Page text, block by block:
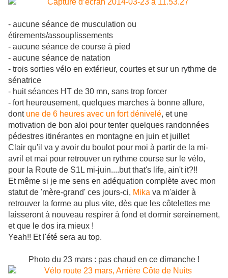
- aucune séance de musculation ou
étirements/assouplissements
- aucune séance de course à pied
- aucune séance de natation
- trois sorties vélo en extérieur, courtes et sur un rythme de
sénatrice
- huit séances HT de 30 mn, sans trop forcer
- fort heureusement, quelques marches à bonne allure,
dont une de 6 heures avec un fort dénivelé, et une
motivation de bon aloi pour tenter quelques randonnées
pédestres itinérantes en montagne en juin et juillet
Clair qu'il va y avoir du boulot pour moi à partir de la mi-
avril et mai pour retrouver un rythme course sur le vélo,
pour la Route de S1L mi-juin....but that's life, ain't it?!!
Et même si je me sens en adéquation complète avec mon
statut de 'mère-grand' ces jours-ci, Mika va m'aider à
retrouver la forme au plus vite, dès que les côtelettes me
laisseront à nouveau respirer à fond et dormir sereinement,
et que le dos ira mieux !
Yeah!! Et l'été sera au top.
Photo du 23 mars : pas chaud en ce dimanche !